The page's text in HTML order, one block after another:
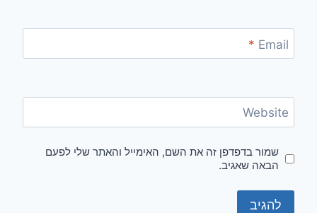
Email
*
Website
שמור בדפדפן זה את השם, האימייל והאתר שלי לפעם
הבאה שאגיב.